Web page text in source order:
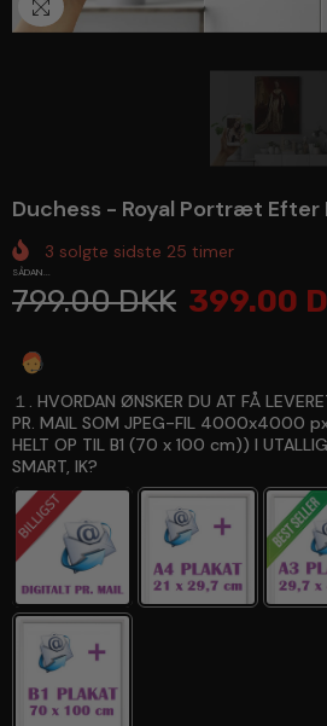
Duchess - Royal Portræt Efter
3 solgte sidste 25 timer
SÅDAN...
799.00 DKK 399.00
１. HVORDAN ØNSKER DU AT FÅ
PR. MAIL SOM JPEG-FIL 4000x4000 px
HELT OP TIL B1 (70 x 100 cm)) I
SMART, IK?